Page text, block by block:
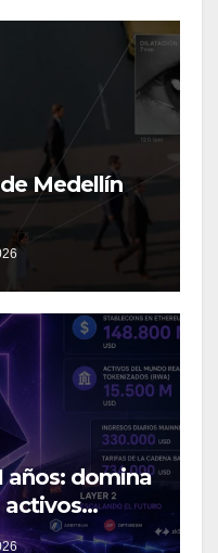
Medellín
años: domina
activos…